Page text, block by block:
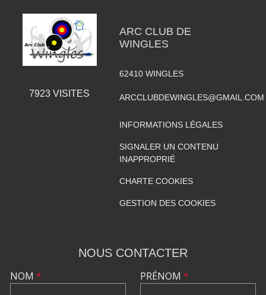
7923 VISITES
ARC CLUB DE
WINGLES
62410 WINGLES
ARCCLUBDEWINGLES@GMAIL.COM
INFORMATIONS LÉGALES
SIGNALER UN CONTENU
INAPPROPRIÉ
CHARTE COOKIES
GESTION DES COOKIES
NOUS CONTACTER
NOM * PRÉNOM *